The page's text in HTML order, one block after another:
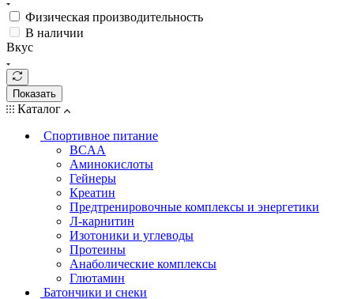
Физическая производительность
В наличии
Вкус
Показать
Каталог
Спортивное питание
BCAA
Аминокислоты
Гейнеры
Креатин
Предтренировочные комплексы и энергетики
Л-карнитин
Изотоники и углеводы
Протеины
Анаболические комплексы
Глютамин
Батончики и снеки